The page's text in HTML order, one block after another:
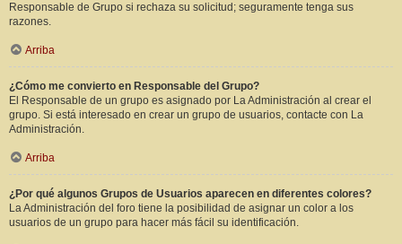
Responsable de Grupo si rechaza su solicitud; seguramente tenga sus
razones.
Arriba
¿Cómo me convierto en Responsable del Grupo?
El Responsable de un grupo es asignado por La Administración al crear el
grupo. Si está interesado en crear un grupo de usuarios, contacte con La
Administración.
Arriba
¿Por qué algunos Grupos de Usuarios aparecen en diferentes colores?
La Administración del foro tiene la posibilidad de asignar un color a los
usuarios de un grupo para hacer más fácil su identificación.